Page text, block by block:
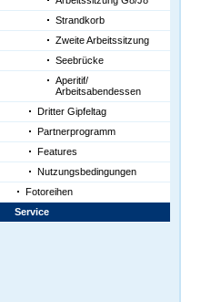
Strandkorb
Zweite Arbeitssitzung
Seebrücke
Aperitif/
Arbeitsabendessen
Dritter Gipfeltag
Partnerprogramm
Features
Nutzungsbedingungen
Fotoreihen
Service